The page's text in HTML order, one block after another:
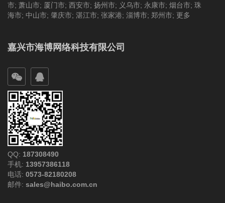
市; 萧山市; 厦门市; 西安市; 扬州市; 义乌市; 永康市; 烟台市; 珠
海市; 中山市; 肇庆市; 湛江市; 张家港; 淄博市; 郑州市; 更多
嘉兴市海博网络科技有限公司
QQ: 187308490
手机: 13957386118
电话: 0573-82180208
邮件: sales@haibo.com.cn